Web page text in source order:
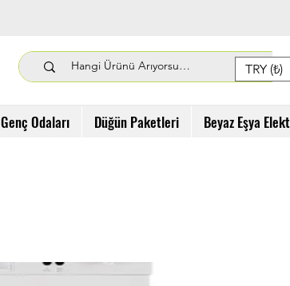
TRY (₺)
Genç Odaları Düğün Paketleri Beyaz Eşya